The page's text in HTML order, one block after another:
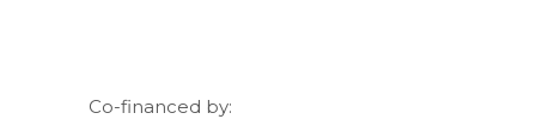
Co-financed by: